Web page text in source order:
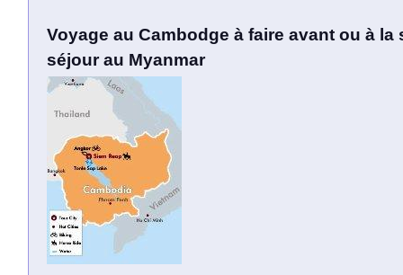
Voyage au Cambodge à faire avant ou à la
séjour au Myanmar